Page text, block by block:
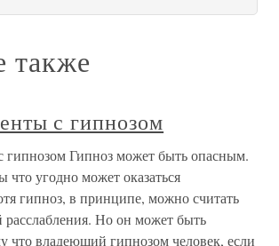
также
с гипнозом
гипнозом Гипноз может быть опасным.
что угодно может оказаться
гипноз, в принципе, можно считать
Но он может быть
что владеющий гипнозом человек, если